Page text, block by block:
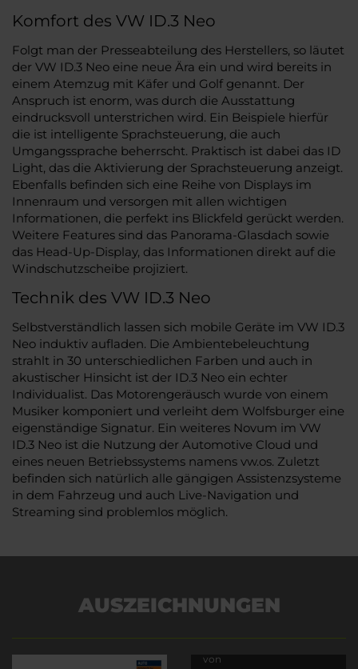
Komfort des VW ID.3 Neo
Folgt man der Presseabteilung des Herstellers, so läutet
der VW ID.3 Neo eine neue Ära ein und wird bereits in
einem Atemzug mit Käfer und Golf genannt. Der
Anspruch ist enorm, was durch die Ausstattung
eindrucksvoll unterstrichen wird. Ein Beispiele hierfür
die ist intelligente Sprachsteuerung, die auch
Umgangssprache beherrscht. Praktisch ist dabei das ID
Light, das die Aktivierung der Sprachsteuerung anzeigt.
Ebenfalls befinden sich eine Reihe von Displays im
Innenraum und versorgen mit allen wichtigen
Informationen, die perfekt ins Blickfeld gerückt werden.
Weitere Features sind das Panorama-Glasdach sowie
das Head-Up-Display, das Informationen direkt auf die
Windschutzscheibe projiziert.
Technik des VW ID.3 Neo
Selbstverständlich lassen sich mobile Geräte im VW ID.3
Neo induktiv aufladen. Die Ambientebeleuchtung
strahlt in 30 unterschiedlichen Farben und auch in
akustischer Hinsicht ist der ID.3 Neo ein echter
Individualist. Das Motorengeräusch wurde von einem
Musiker komponiert und verleiht dem Wolfsburger eine
eigenständige Signatur. Ein weiteres Novum im VW
ID.3 Neo ist die Nutzung der Automotive Cloud und
eines neuen Betriebssystems namens vw.os. Zuletzt
befinden sich natürlich alle gängigen Assistenzsysteme
in dem Fahrzeug und auch Live-Navigation und
Streaming sind problemlos möglich.
AUSZEICHNUNGEN
von